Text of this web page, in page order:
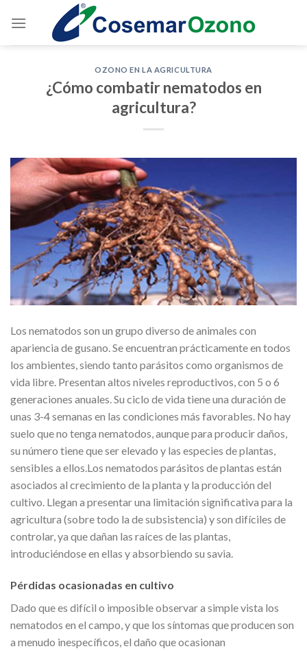
OZONO EN LA AGRICULTURA
¿Cómo combatir nematodos en
agricultura?
Los nematodos son un grupo diverso de animales con
apariencia de gusano. Se encuentran prácticamente en todos
los ambientes, siendo tanto parásitos como organismos de
vida libre. Presentan altos niveles reproductivos, con 5 o 6
generaciones anuales. Su ciclo de vida tiene una duración de
unas 3-4 semanas en las condiciones más favorables. No hay
suelo que no tenga nematodos, aunque para producir daños,
su número tiene que ser elevado y las especies de plantas,
sensibles a ellos.Los nematodos parásitos de plantas están
asociados al crecimiento de la planta y la producción del
cultivo. Llegan a presentar una limitación significativa para la
agricultura (sobre todo la de subsistencia) y son difíciles de
controlar, ya que dañan las raíces de las plantas,
introduciéndose en ellas y absorbiendo su savia.
Pérdidas ocasionadas en cultivo
Dado que es difícil o imposible observar a simple vista los
nematodos en el campo, y que los síntomas que producen son
a menudo inespecíficos, el daño que ocasionan